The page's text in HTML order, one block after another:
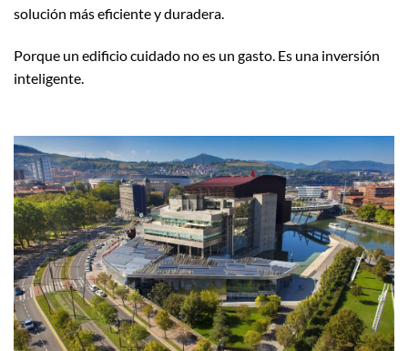
solución más eficiente y duradera.
Porque un edificio cuidado no es un gasto. Es una inversión
inteligente.